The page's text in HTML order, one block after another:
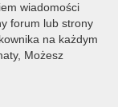
wiadomości
forum lub strony
na każdym
Możesz